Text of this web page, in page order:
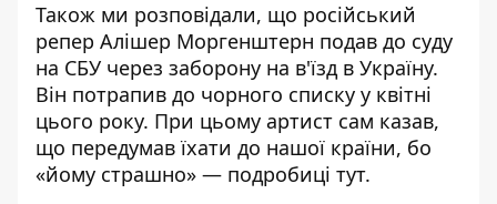
Також ми розповідали, що російський
репер Алішер Моргенштерн подав до суду
на СБУ через заборону на в'їзд в Україну.
Він потрапив до чорного списку у квітні
цього року. При цьому артист сам казав,
що передумав їхати до нашої країни, бо
«йому страшно» — подробиці тут.